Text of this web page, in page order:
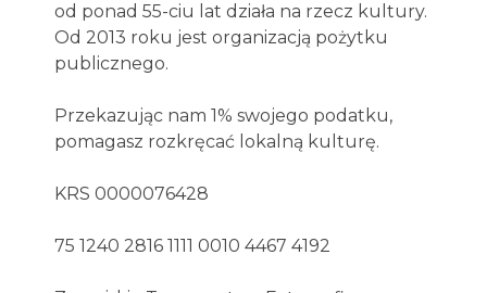
od ponad 55-ciu lat działa na rzecz kultury.
Od 2013 roku jest organizacją pożytku
publicznego.
Przekazując nam 1% swojego podatku,
pomagasz rozkręcać lokalną kulturę.
KRS 0000076428
75 1240 2816 1111 0010 4467 4192